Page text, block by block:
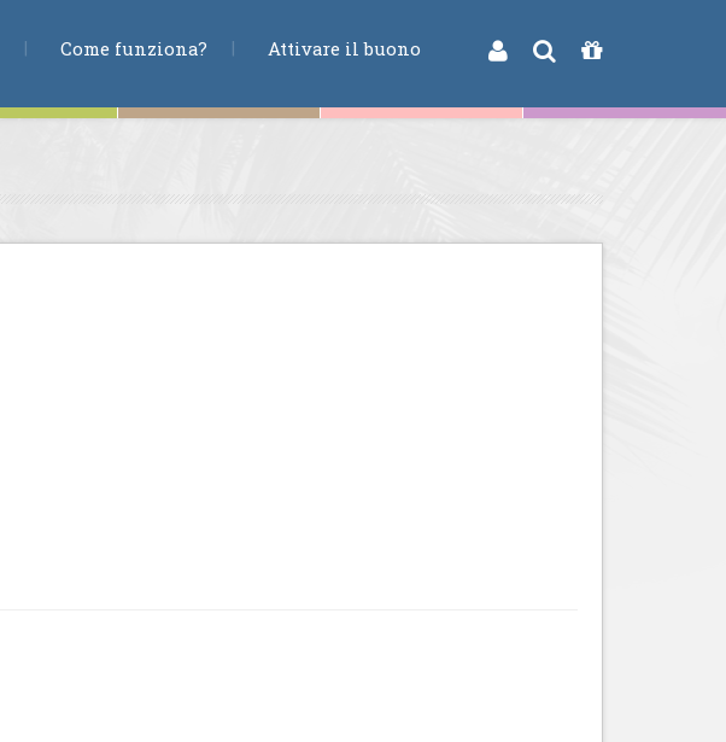
Come funziona? Attivare il buono